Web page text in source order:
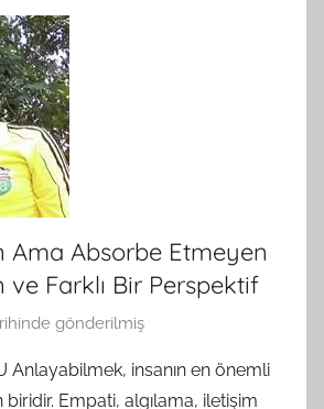
Ama Absorbe Etmeyen
ve Farklı Bir Perspektif
gönderilmiş
S
Anlayabilmek, insanın en önemli
Empati, algılama, iletişim